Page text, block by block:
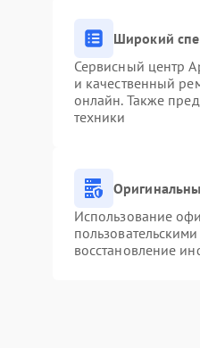
Широкий
Сервисный центр
и качественный
онлайн. Также
техники
Использование
восстановление